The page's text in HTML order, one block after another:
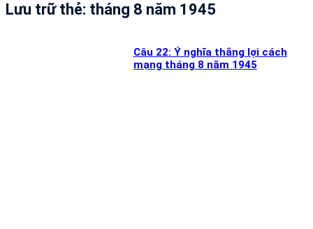
Lưu trữ thẻ: tháng 8 năm 1945
Câu 22: Ý nghĩa thắng lợi cách
mạng tháng 8 năm 1945